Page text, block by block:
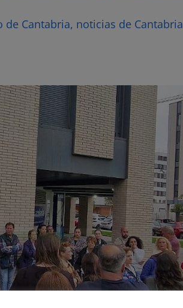
Cantabria, noticias de Cantabria